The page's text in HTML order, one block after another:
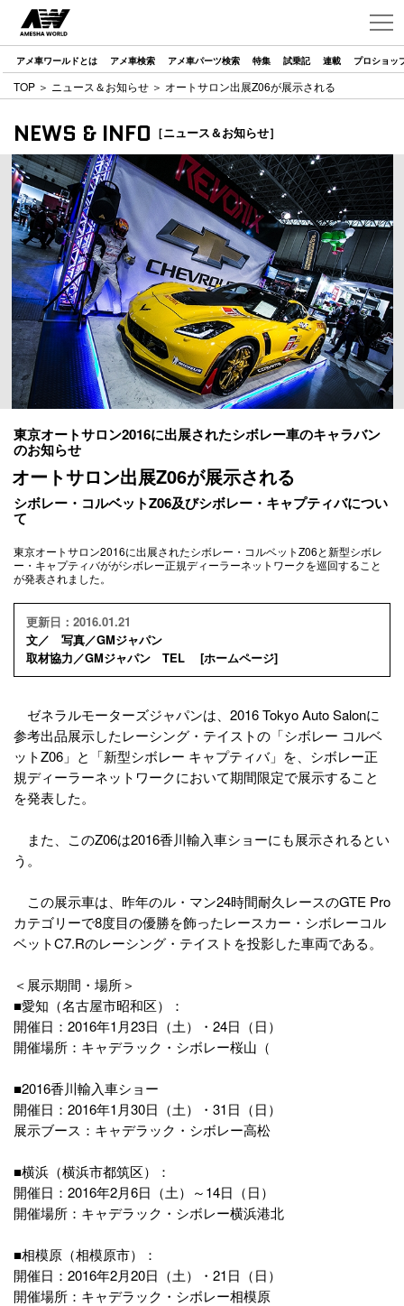
アメ車ワールドとは アメ車検索 アメ車パーツ検索 特集 試乗記 連載 プロショッ
TOP ＞ ニュース＆お知らせ ＞ オートサロン出展Z06が展示される
NEWS & INFO ［ニュース＆お知らせ］
東京オートサロン2016に出展されたシボレー車のキャラバン
のお知らせ
オートサロン出展Z06が展示される
シボレー・コルベットZ06及びシボレー・キャプティバについ
て
東京オートサロン2016に出展されたシボレー・コルベットZ06と新型シボレ
ー・キャプティバががシボレー正規ディーラーネットワークを巡回すること
が発表されました。
更新日：2016.01.21
文／ 写真／GMジャパン
取材協力／GMジャパン TEL [ホームページ]
ゼネラルモーターズジャパンは、2016 Tokyo Auto Salonに
参考出品展示したレーシング・テイストの「シボレー コルベ
ットZ06」と「新型シボレー キャプティバ」を、シボレー正
規ディーラーネットワークにおいて期間限定で展示すること
を発表した。
また、このZ06は2016香川輸入車ショーにも展示されるとい
う。
この展示車は、昨年のル・マン24時間耐久レースのGTE Pro
カテゴリーで8度目の優勝を飾ったレースカー・シボレーコル
ベットC7.Rのレーシング・テイストを投影した車両である。
＜展示期間・場所＞
■愛知（名古屋市昭和区）：
開催日：2016年1月23日（土）・24日（日）
開催場所：キャデラック・シボレー桜山（
■2016香川輸入車ショー
開催日：2016年1月30日（土）・31日（日）
展示ブース：キャデラック・シボレー高松
■横浜（横浜市都筑区）：
開催日：2016年2月6日（土）～14日（日）
開催場所：キャデラック・シボレー横浜港北
■相模原（相模原市）：
開催日：2016年2月20日（土）・21日（日）
開催場所：キャデラック・シボレー相模原